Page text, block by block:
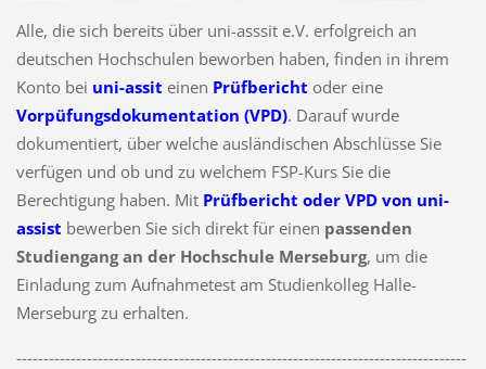
Alle, die sich bereits über uni-asssit e.V. erfolgreich an
deutschen Hochschulen beworben haben, finden in ihrem
Konto bei uni-assit einen Prüfbericht oder eine
Vorpüfungsdokumentation (VPD). Darauf wurde
dokumentiert, über welche ausländischen Abschlüsse Sie
verfügen und ob und zu welchem FSP-Kurs Sie die
Berechtigung haben. Mit Prüfbericht oder VPD von uni-
assist bewerben Sie sich direkt für einen passenden
Studiengang an der Hochschule Merseburg, um die
Einladung zum Aufnahmetest am Studienkolleg Halle-
Merseburg zu erhalten.
-----------------------------------------------------------------------------------